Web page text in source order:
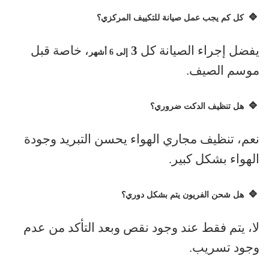
🔹 كل كم يجب عمل صيانة للتكييف المركزي؟
يفضل إجراء الصيانة كل 3 إلى 6 أشهر
، خاصة قبل
موسم الصيف.
🔹 هل تنظيف الدكت ضروري؟
نعم، تنظيف مجاري الهواء يحسن التبريد وجودة
الهواء بشكل كبير .
🔹 هل شحن الفريون يتم بشكل دوري؟
لا، يتم فقط عند وجود نقص وبعد التأكد من عدم
وجود تسريب.